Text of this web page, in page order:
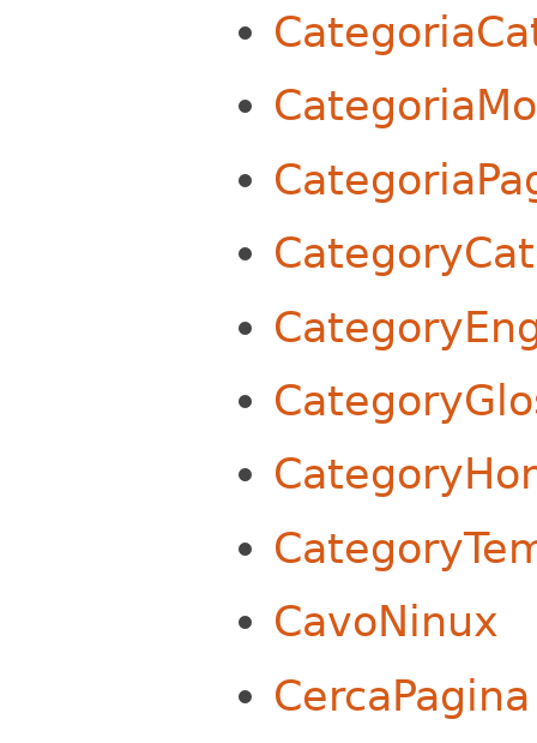
CavoNinux
CercaPagina